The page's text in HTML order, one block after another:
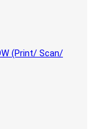
(Print/ Scan/